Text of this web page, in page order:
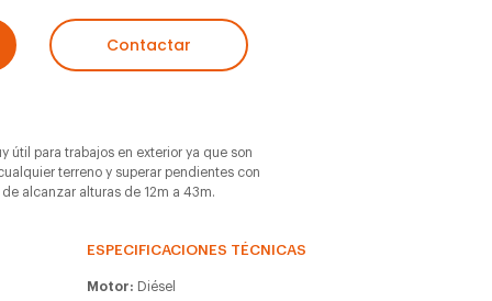
Contactar
útil para trabajos en exterior ya que son
terreno y superar pendientes con
alcanzar alturas de 12m a 43m.
ESPECIFICACIONES TÉCNICAS
Motor: Diésel